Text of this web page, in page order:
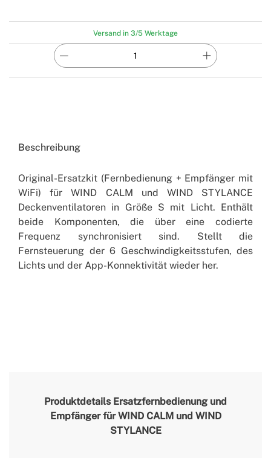
Versand in 3/5 Werktage
Beschreibung
Original-Ersatzkit (Fernbedienung + Empfänger mit
WiFi) für WIND CALM und WIND STYLANCE
Deckenventilatoren in Größe S mit Licht. Enthält
beide Komponenten, die über eine codierte
Frequenz synchronisiert sind. Stellt die
Fernsteuerung der 6 Geschwindigkeitsstufen, des
Lichts und der App-Konnektivität wieder her.
Produktdetails Ersatzfernbedienung und
Empfänger für WIND CALM und WIND
STYLANCE